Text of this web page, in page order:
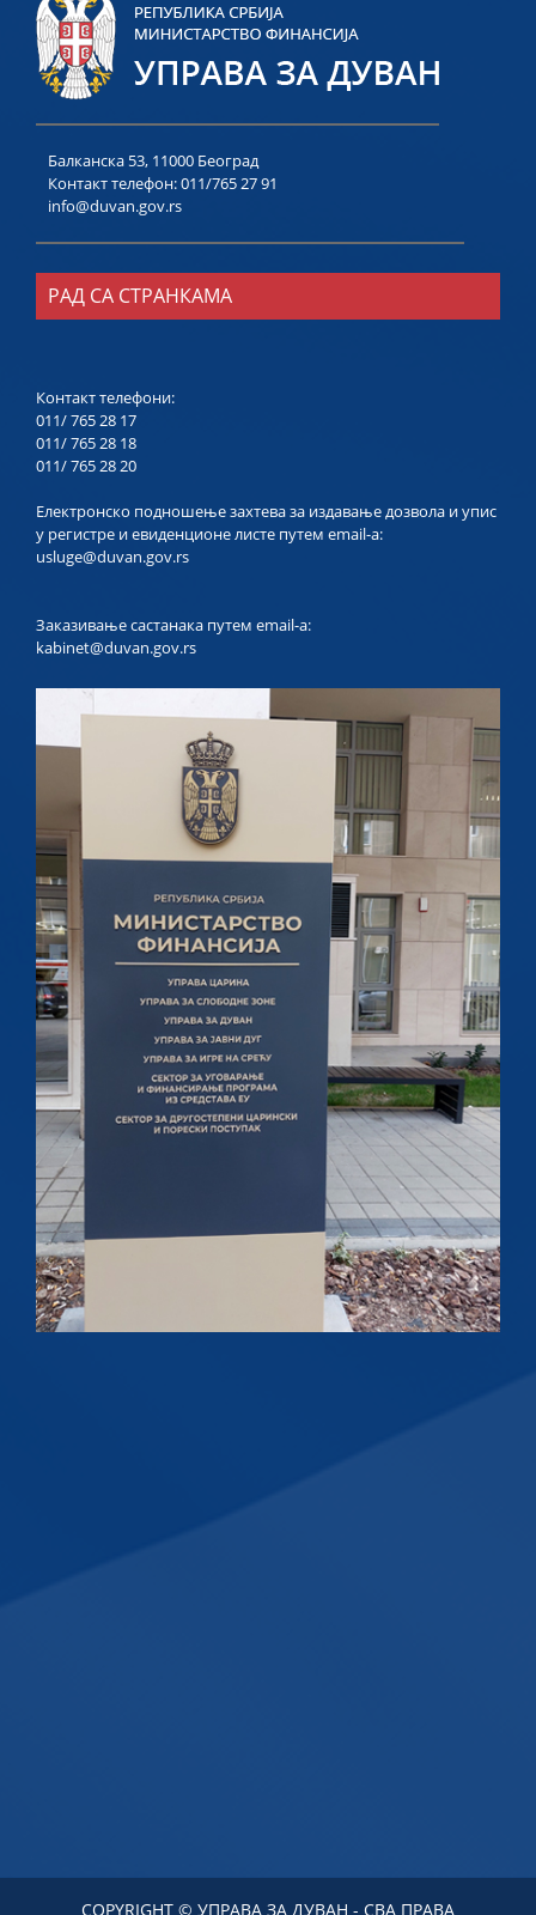
Балканска 53, 11000 Београд
Контакт телефон:011/765 27 91
info@duvan.gov.rs
РАД СА СТРАНКАМА
Контакт телефони:
011/ 765 28 17
011/ 765 28 18
011/ 765 28 20
Електронско подношење захтева за издавање дозвола и упис
у регистре и евиденционе листе путем email-a:
usluge@duvan.gov.rs
Заказивање састанака путем email-a:
kabinet@duvan.gov.rs
COPYRIGHT © УПРАВА ЗА ДУВАН - СВА ПРАВА